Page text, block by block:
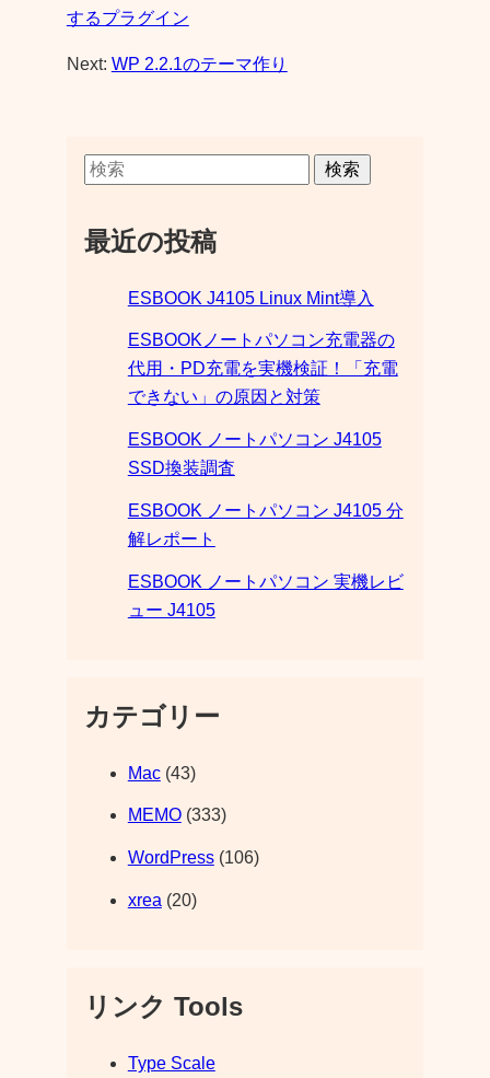
するプラグイン
Next: WP 2.2.1のテーマ作り
検索
最近の投稿
ESBOOK J4105 Linux Mint導入
ESBOOKノートパソコン充電器の
代用・PD充電を実機検証！「充電
できない」の原因と対策
ESBOOK ノートパソコン J4105
SSD換装調査
ESBOOK ノートパソコン J4105 分
解レポート
ESBOOK ノートパソコン 実機レビ
ュー J4105
カテゴリー
Mac(43)
MEMO(333)
WordPress(106)
xrea (20)
リンク Tools
Type Scale